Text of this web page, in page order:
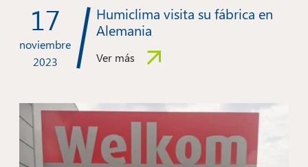
17
noviembre
2023
Humiclima visita su fábrica en
Alemania
Ver más